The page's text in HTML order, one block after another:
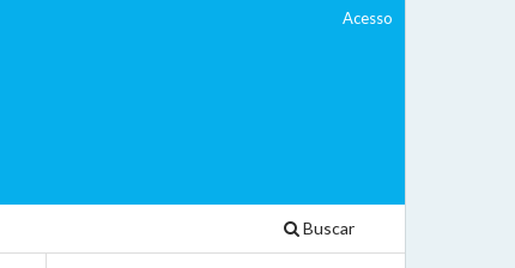
Buscar
Acesso